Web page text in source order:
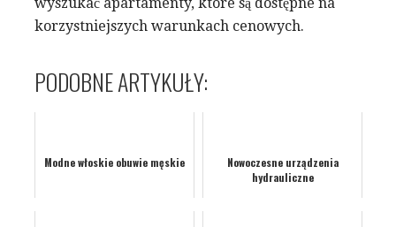
korzystniejszych warunkach cenowych.
PODOBNE ARTYKUŁY:
Modne włoskie obuwie męskie
Nowoczesne urządzenia
hydrauliczne